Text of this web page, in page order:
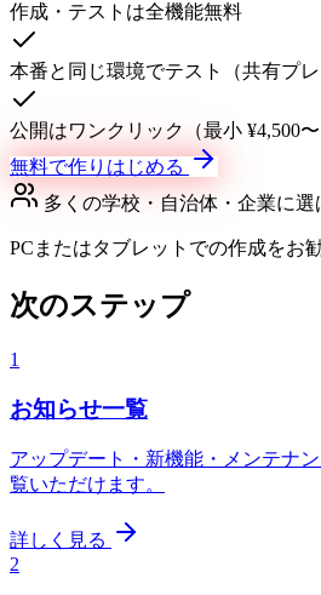
作成・テストは全機能無料
本番と同じ環境でテスト（共有プ
公開はワンクリック（最小 ¥4,500〜
無料で作りはじめる
多くの学校・自治体・企業に選
PCまたはタブレットでの作成をお
次のステップ
1
お知らせ一覧
アップデート・新機能・メンテナ
覧いただけます。
詳しく見る
2